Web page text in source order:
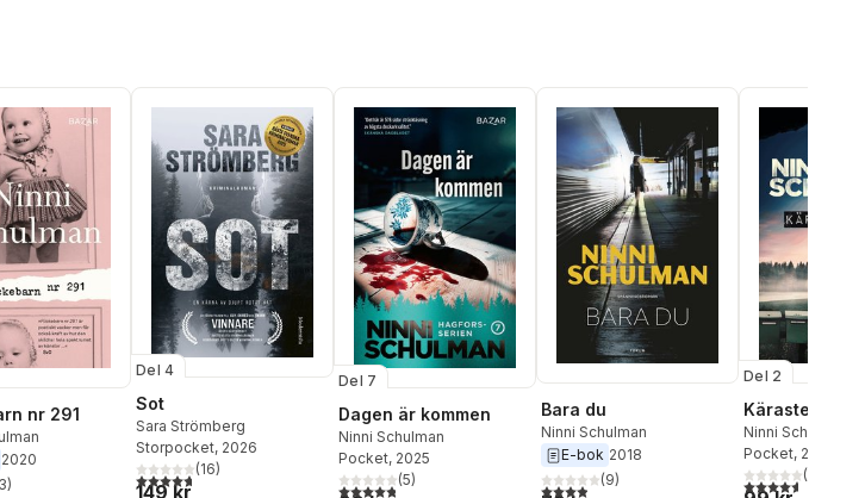
nr 291
2020
Totalt antal röster:
3)
Del 4
Sot
Sara Strömberg
Storpocket, 2026
4,7utav 5 stjärnor. Totalt antal röster:
(16)
149 kr
Del 7
Dagen är kommen
Ninni Schulman
Pocket, 2025
4,8utav 5 stjärnor. Totalt antal röster:
(5)
Bara du
Ninni Schulman
E-bok 2018
3,9utav 5 stjärnor. Totalt antal röster:
(9)
Del 2
Käraste Lena
Ninni Schulman
Pocket, 2025
4,6utav 5(